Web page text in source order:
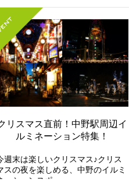
リスマス直前！中野駅周辺イ
ルミネーション特集！
週末は楽しいクリスマス♪クリス
スの夜を楽しめる、中野のイルミ
ーションスポッ…